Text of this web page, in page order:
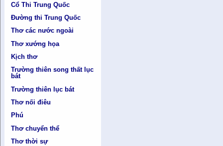
Cổ Thi Trung Quốc
Đường thi Trung Quốc
Thơ các nước ngoài
Thơ xướng họa
Kịch thơ
Trường thiên song thất lục
bát
Trường thiên lục bát
Thơ nối điêu
Phú
Thơ chuyển thể
Thơ thời sự